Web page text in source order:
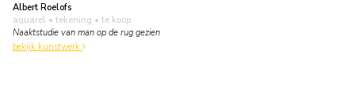
Albert Roelofs
aquarel • tekening • te koop
Naaktstudie van man op de rug gezien
bekijk kunstwerk